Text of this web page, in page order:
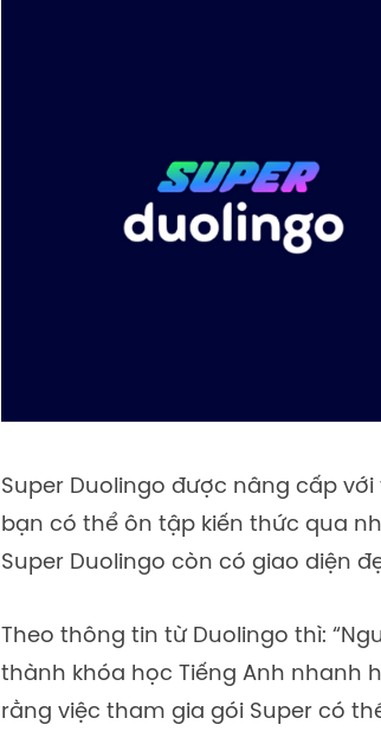
Super Duolingo được nâng cấp
bạn có thể ôn tập kiến thức qua
Super Duolingo còn có giao diện
Theo thông tin từ Duolingo thì:
thành khóa học Tiếng Anh nhanh
rằng việc tham gia gói Super có